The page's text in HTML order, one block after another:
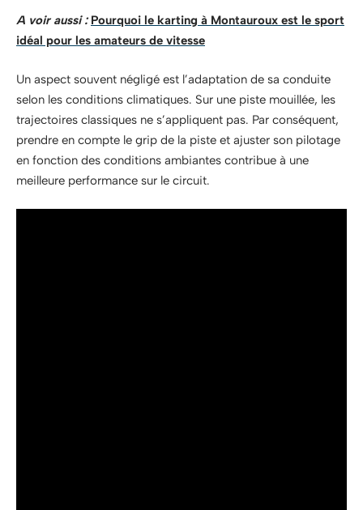
A voir aussi : Pourquoi le karting à Montauroux est le sport
idéal pour les amateurs de vitesse
Un aspect souvent négligé est l’adaptation de sa conduite
selon les conditions climatiques. Sur une piste mouillée, les
trajectoires classiques ne s’appliquent pas. Par conséquent,
prendre en compte le grip de la piste et ajuster son pilotage
en fonction des conditions ambiantes contribue à une
meilleure performance sur le circuit.